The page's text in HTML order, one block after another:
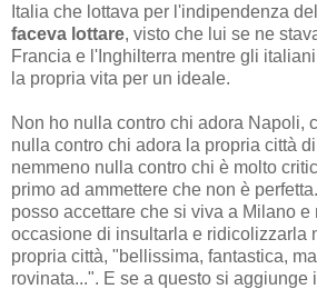
Italia che lottava per l'indipendenza
faceva lottare, visto che lui se ne
Francia e l'Inghilterra mentre gli
la propria vita per un ideale.
Non ho nulla contro chi adora Napoli,
nulla contro chi adora la propria città
nemmeno nulla contro chi è molto
primo ad ammettere che non è
posso accettare che si viva a Milano e
occasione di insultarla e ridicolizzarla
propria città, "bellissima, fantastica,
rovinata...". E se a questo si aggiunge